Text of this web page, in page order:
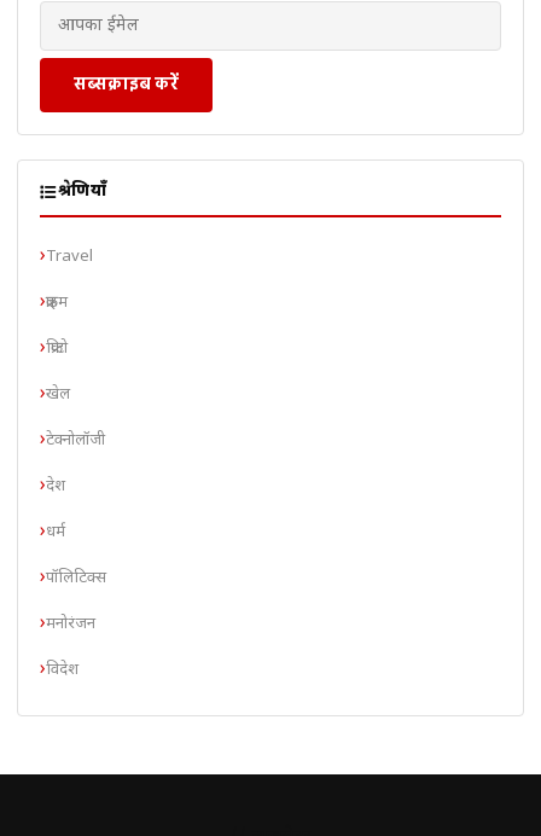
सब्सक्राइब करें
श्रेणियाँ
Travel
क्राइम
क्रिप्टो
खेल
टेक्नोलॉजी
देश
धर्म
पॉलिटिक्स
मनोरंजन
विदेश